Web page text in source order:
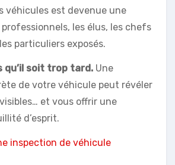
véhicules est devenue une
les élus, les chefs
particuliers exposés.
qu’il soit trop tard. Une
de votre véhicule peut révéler
et vous offrir une
d’esprit.
inspection de véhicule